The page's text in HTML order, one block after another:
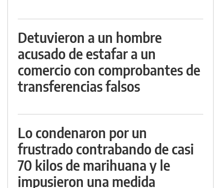
Detuvieron a un hombre
acusado de estafar a un
comercio con comprobantes de
transferencias falsos
Lo condenaron por un
frustrado contrabando de casi
70 kilos de marihuana y le
impusieron una medida